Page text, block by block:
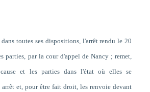
toutes ses dispositions, l'arrêt rendu le 20
parties, par la cour d'appel de Nancy ; remet,
et les parties dans l'état où elles se
et, pour être fait droit, les renvoie devant